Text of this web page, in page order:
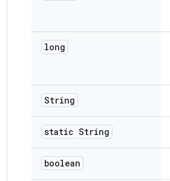
long
String
static String
boolean